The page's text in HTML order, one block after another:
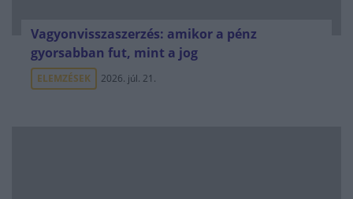
Vagyonvisszaszerzés: amikor a pénz
gyorsabban fut, mint a jog
ELEMZÉSEK 2026. júl. 21.